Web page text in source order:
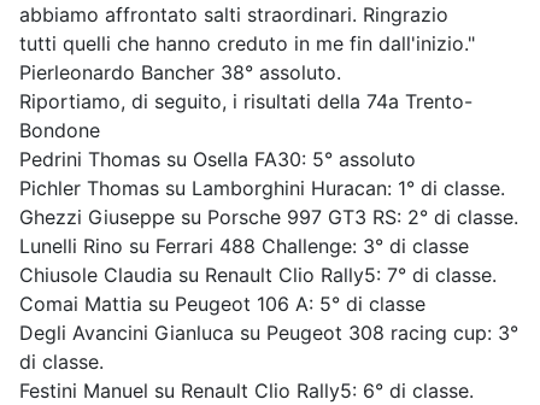
abbiamo affrontato salti straordinari. Ringrazio
tutti quelli che hanno creduto in me fin dall'inizio."
Pierleonardo Bancher 38° assoluto.
Riportiamo, di seguito, i risultati della 74a Trento-
Bondone
Pedrini Thomas su Osella FA30: 5° assoluto
Pichler Thomas su Lamborghini Huracan: 1° di classe.
Ghezzi Giuseppe su Porsche 997 GT3 RS: 2° di classe.
Lunelli Rino su Ferrari 488 Challenge: 3° di classe
Chiusole Claudia su Renault Clio Rally5: 7° di classe.
Comai Mattia su Peugeot 106 A: 5° di classe
Degli Avancini Gianluca su Peugeot 308 racing cup: 3°
di classe.
Festini Manuel su Renault Clio Rally5: 6° di classe.